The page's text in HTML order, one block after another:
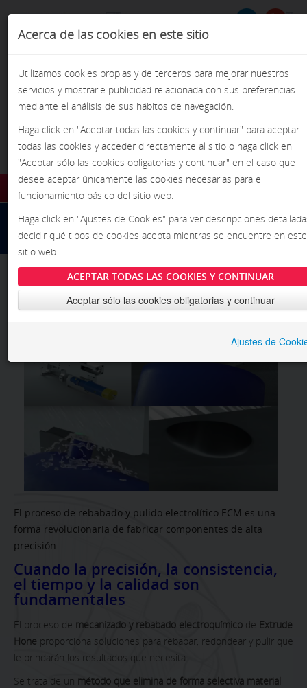
Acerca de las cookies en este sitio
Utilizamos cookies propias y de terceros para mejorar nuestros
servicios y mostrarle publicidad relacionada con sus preferencias
mediante el análisis de sus hábitos de navegación.
Haga click en "Aceptar todas las cookies y continuar" para aceptar
todas las cookies y acceder directamente al sitio o haga click en
"Aceptar sólo las cookies obligatorias y continuar" en el caso que
desee aceptar únicamente las cookies necesarias para el
funcionamiento básico del sitio web.
Haga click en "Ajustes de Cookies" para ver descripciones
decidir qué tipos de cookies acepta mientras se encuentre en este
sitio web.
ACEPTAR TODAS LAS COOKIES Y CONTINUAR
Aceptar sólo las cookies obligatorias y continuar
Ajustes de
búsqueda
¡Pasión por la precisión!
INFORMACIÓN
NOTICIAS
EVENTOS
BRUÑIDO
CONTACTO
Inicio / / Rebabado y pulido de piezas
Rebabado y pulido electrolítico ECM
INTRODUCCIÓN VENTAJAS
El proceso de rebabado y pulido electrolítico ECM es una
forma revolucionaria de fabricar componentes de alta
precisión.
Cuando la precisión, la consistencia,
el tiempo y la calidad son
fundamentales
El proceso de mecanizado y rebabado electroquímico de Extrude
Hone proporciona soluciones para rebabar, redondear y pulir que
le brindarán los resultados que necesita.
Se trata de un método que elimina de forma selectiva material